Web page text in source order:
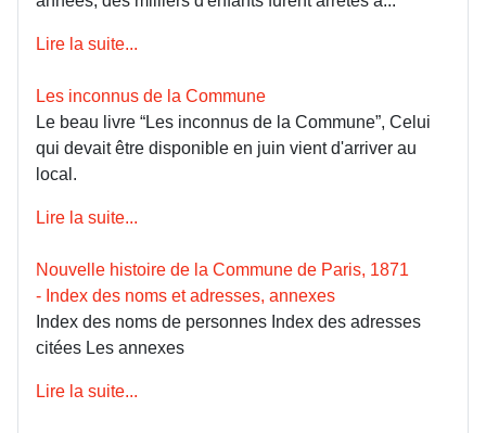
Lire la suite...
Les inconnus de la Commune
Le beau livre “Les inconnus de la Commune”, Celui
qui devait être disponible en juin vient d'arriver au
local.
Lire la suite...
Nouvelle histoire de la Commune de Paris, 1871
- Index des noms et adresses, annexes
Index des noms de personnes Index des adresses
citées Les annexes
Lire la suite...